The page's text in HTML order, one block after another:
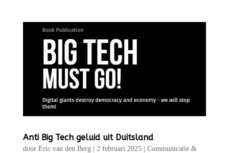
Anti Big Tech geluid uit Duitsland
door Eric van den Berg| 2 februari 2025| Communicatie &